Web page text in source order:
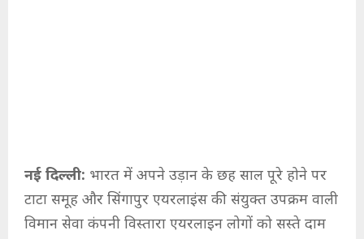
नई दिल्ली: भारत में अपने उड़ान के छह साल पूरे होने पर
टाटा समूह और सिंगापुर एयरलाइंस की संयुक्त उपक्रम वाली
विमान सेवा कंपनी विस्तारा एयरलाइन लोगों को सस्ते दाम